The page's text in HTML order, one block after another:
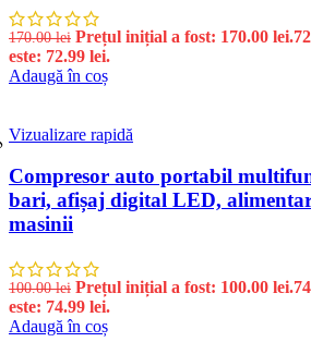
170.00lei Prețul inițial a fost: 170.00 lei.
este: 72.99 lei.
Adaugă în coș
Vizualizare rapidă
Compresor auto portabil
bari, afișaj digital LED,
masinii
100.00lei Prețul inițial a fost: 100.00 lei.
este: 74.99 lei.
Adaugă în coș